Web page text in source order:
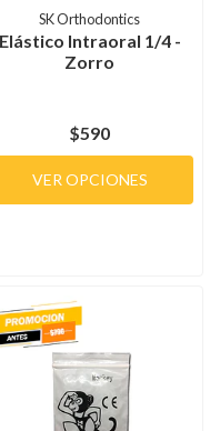
SK Orthodontics
Elástico Intraoral 1/4 -
Zorro
$590
VER OPCIONES